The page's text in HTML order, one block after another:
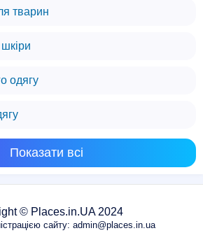
тварин
одягу
Показати всі
© Places.in.UA 2024
сайту: admin@places.in.ua